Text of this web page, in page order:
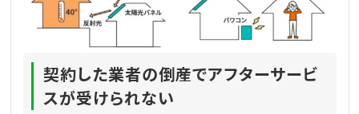
契約した業者の倒産でアフターサービ
スが受けられない